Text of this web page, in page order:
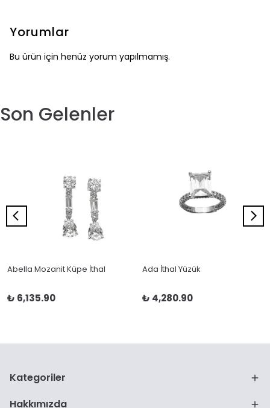
Yorumlar
Bu ürün için henüz yorum yapılmamış.
Son Gelenler
Abella Mozanit Küpe İthal
₺ 6,135.90
Ada İthal Yüzük
₺ 4,280.90
Kategoriler
Hakkımızda